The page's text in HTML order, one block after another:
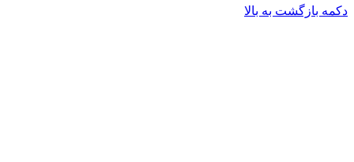
دکمه بازگشت به بالا